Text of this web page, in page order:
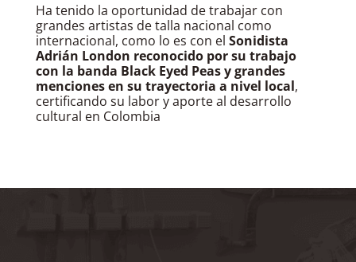
Ha tenido la oportunidad de trabajar con
grandes artistas de talla nacional como
internacional, como lo es con el Sonidista
Adrián London reconocido por su trabajo
con la banda Black Eyed Peas y grandes
menciones en su trayectoria a nivel local,
certificando su labor y aporte al desarrollo
cultural en Colombia